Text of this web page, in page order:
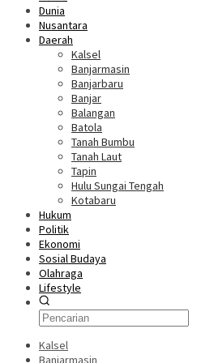
Dunia
Nusantara
Daerah
Kalsel
Banjarmasin
Banjarbaru
Banjar
Balangan
Batola
Tanah Bumbu
Tanah Laut
Tapin
Hulu Sungai Tengah
Kotabaru
Hukum
Politik
Ekonomi
Sosial Budaya
Olahraga
Lifestyle
Kalsel
Banjarmasin